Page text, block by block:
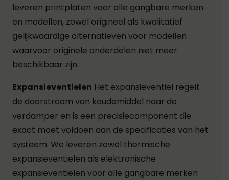
leveren printplaten voor alle gangbare merken
en modellen, zowel origineel als kwalitatief
gelijkwaardige alternatieven voor modellen
waarvoor originele onderdelen niet meer
beschikbaar zijn.
Expansieventielen Het expansieventiel regelt
de doorstroom van koudemiddel naar de
verdamper en is een precisiecomponent die
exact moet voldoen aan de specificaties van het
systeem. We leveren zowel thermische
expansieventielen als elektronische
expansieventielen voor alle gangbare merken